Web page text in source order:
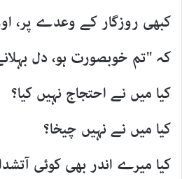
کبھی روزگار کے وعدے پر،
کہ "تم خوبصورت ہو، دل
کیا میں نے احتجاج نہیں کیا؟
کیا میں نے نہیں چیخا؟
کیا میرے اندر بھی کوئی